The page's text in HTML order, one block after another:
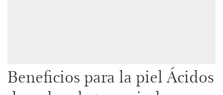
Beneficios para la piel Ácidos